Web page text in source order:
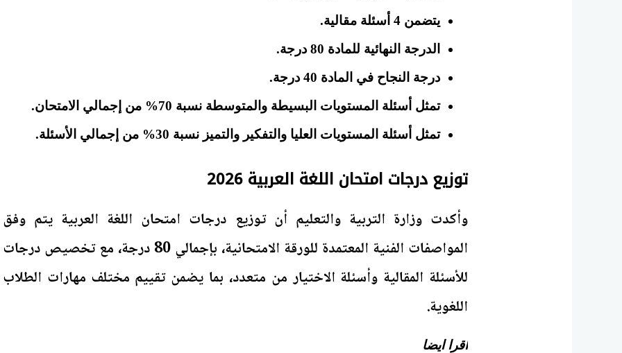
يتضمن 4 أسئلة مقالية.
الدرجة النهائية للمادة 80 درجة.
درجة النجاح في المادة 40 درجة.
تمثل أسئلة المستويات البسيطة والمتوسطة نسبة 70% من إجمالي الامتحان.
تمثل أسئلة المستويات العليا والتفكير والتميز نسبة 30% من إجمالي الأسئلة.
توزيع درجات امتحان اللغة العربية 2026
وأكدت وزارة التربية والتعليم أن توزيع درجات امتحان اللغة العربية يتم وفق
المواصفات الفنية المعتمدة للورقة الامتحانية، بإجمالي 80 درجة، مع تخصيص درجات
للأسئلة المقالية وأسئلة الاختيار من متعدد، بما يضمن تقييم مختلف مهارات الطلاب
اللغوية.
اقرا ايضا